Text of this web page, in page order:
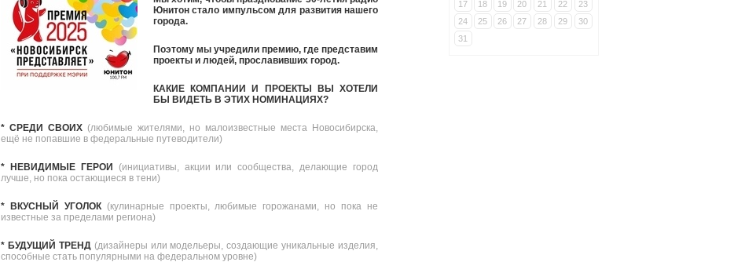
Юнитон стало импульсом для развития нашего
города.
Поэтому мы учредили премию, где представим
проекты и людей, прославивших город.
КАКИЕ КОМПАНИИ И ПРОЕКТЫ ВЫ ХОТЕЛИ
БЫ ВИДЕТЬ В ЭТИХ НОМИНАЦИЯХ?
* СРЕДИ СВОИХ (любимые жителями, но малоизвестные места Новосибирска,
ещё не попавшие в федеральные путеводители)
* НЕВИДИМЫЕ ГЕРОИ
(инициативы, акции или сообщества, делающие город
лучше, но пока остающиеся в тени)
* ВКУСНЫЙ УГОЛОК(кулинарные проекты, любимые горожанами, но пока не
известные за пределами региона)
* БУДУЩИЙ ТРЕНД(дизайнеры или модельеры, создающие уникальные изделия,
способные стать популярными на федеральном уровне)
17
18 19 20 21 22
23
24
25 26 27 28 29
30
31